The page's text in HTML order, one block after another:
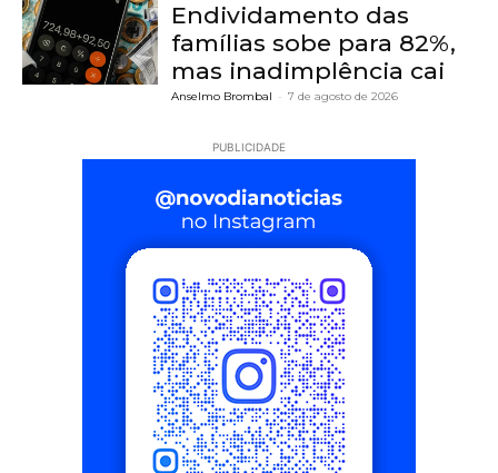
Endividamento das
famílias sobe para 82%,
mas inadimplência cai
Anselmo Brombal - 7 de agosto de 2026
PUBLICIDADE